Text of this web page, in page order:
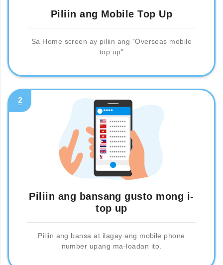
Piliin ang Mobile Top Up
Sa Home screen ay piliin ang "Overseas mobile
top up"
2
Piliin ang bansang gusto mong i-
top up
Piliin ang bansa at ilagay ang mobile phone
number upang ma-loadan ito.